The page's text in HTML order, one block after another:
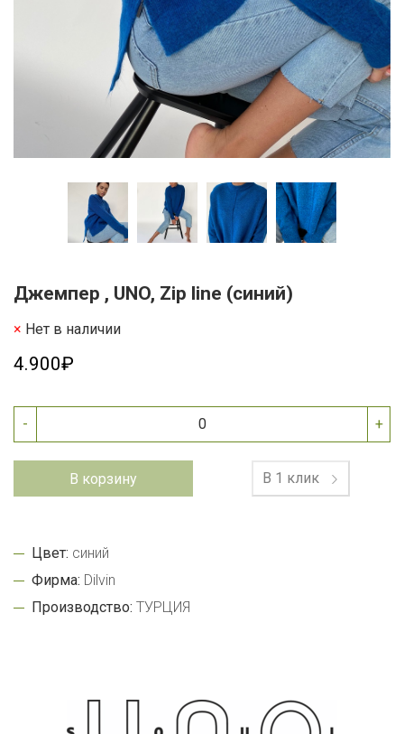
Джемпер , UNO, Zip line (синий)
Нет в наличии
4.900₽
- +
В корзину В 1 клик
Цвет: синий
Фирма: Dilvin
Производство: ТУРЦИЯ